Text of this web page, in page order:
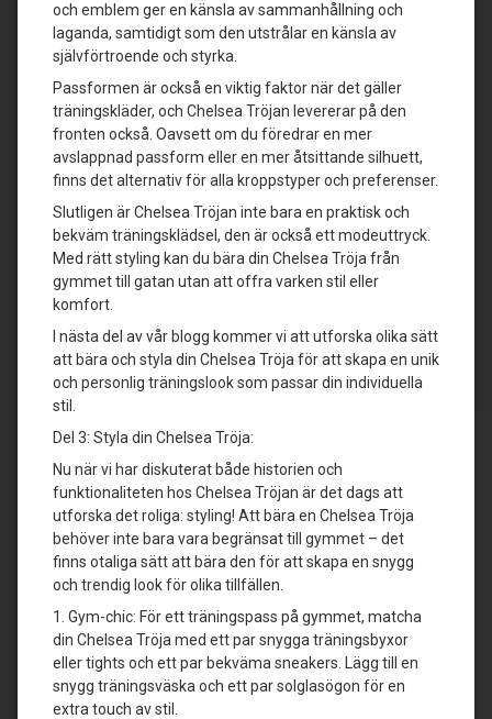
och emblem ger en känsla av sammanhållning och
laganda, samtidigt som den utstrålar en känsla av
självförtroende och styrka.
Passformen är också en viktig faktor när det gäller
träningskläder, och Chelsea Tröjan levererar på den
fronten också. Oavsett om du föredrar en mer
avslappnad passform eller en mer åtsittande silhuett,
finns det alternativ för alla kroppstyper och preferenser.
Slutligen är Chelsea Tröjan inte bara en praktisk och
bekväm träningsklädsel, den är också ett modeuttryck.
Med rätt styling kan du bära din Chelsea Tröja från
gymmet till gatan utan att offra varken stil eller
komfort.
I nästa del av vår blogg kommer vi att utforska olika sätt
att bära och styla din Chelsea Tröja för att skapa en unik
och personlig träningslook som passar din individuella
stil.
Del 3: Styla din Chelsea Tröja:
Nu när vi har diskuterat både historien och
funktionaliteten hos Chelsea Tröjan är det dags att
utforska det roliga: styling! Att bära en Chelsea Tröja
behöver inte bara vara begränsat till gymmet – det
finns otaliga sätt att bära den för att skapa en snygg
och trendig look för olika tillfällen.
1. Gym-chic: För ett träningspass på gymmet, matcha
din Chelsea Tröja med ett par snygga träningsbyxor
eller tights och ett par bekväma sneakers. Lägg till en
snygg träningsväska och ett par solglasögon för en
extra touch av stil.